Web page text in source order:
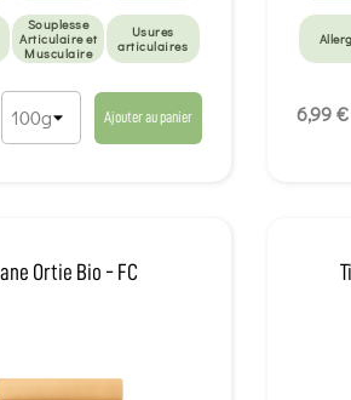
Souplesse
Articulaire et
Musculaire
Usures
articulaires
de
sucre
Confort
urinaire
Ajouter au panier 6,99 €
Ortie Bio - FC